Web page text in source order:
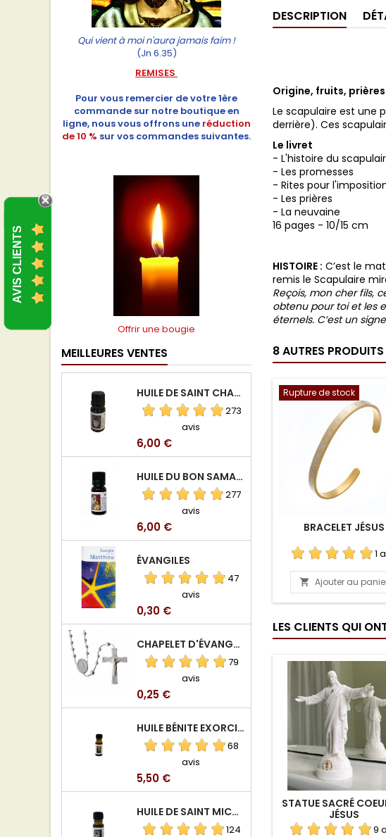
Qui vient à moi n'aura jamais faim !
(Jn 6.35)
REMISES
Pour vous remercier de votre 1ère
commande sur notre boutique en
ligne, nous vous offrons une réduction
de 10 % sur vos commandes suivantes.
Offrir une bougie
MEILLEURES VENTES
HUILE DE SAINT CHARBEL
273
avis
Prix
6,00 €
HUILE DU BON SAMARITAIN
277
avis
Prix
6,00 €
ÉVANGILES
47
avis
Prix
0,30 €
CHAPELET D'ÉVANGÉLISATION
79
avis
Prix
0,25 €
HUILE BÉNITE EXORCISÉE
68
avis
Prix
5,50 €
HUILE DE SAINT MICHEL ARCHANGE
124
DESCRIPTION
Origine, fruits,
Le scapulaire est
derrière). Ces
Le livret
- L'histoire du
- Les promesses
- Rites pour
- Les prières
- La neuvaine
16 pages - 10/15 cm
HISTOIRE : C’est le
remis le Scapulaire
Reçois, mon cher fils,
obtenu pour toi et les
éternels. C’est un
8 AUTRES
Rupture de stock
BRACELET JÉSUS
1
 Ajouter au
LES CLIENTS QUI
STATUE SACRÉ
JÉSUS
9
AVIS CLIENTS